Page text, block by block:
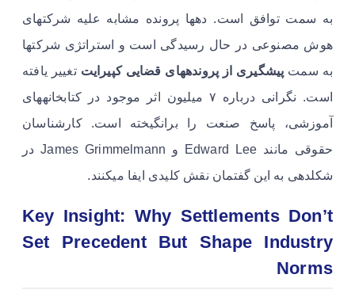
به سمت توافق است. دهها پرونده مشابه علیه شرکتهای
هوش مصنوعی در حال رسیدگی است و استراتژی شرکتها
به سمت پیشگیری از پروندههای قضایی کپیرایت تغییر یافته
است. نگرانی درباره ۷ میلیون اثر موجود در کتابخانههای
آموزشی، پاسخ صنعت را برانگیخته است. کارشناسان
حقوقی مانند Edward Lee و James Grimmelmann در
شکلدهی به این گفتمان نقش کلیدی ایفا میکنند.
Key Insight: Why Settlements Don’t
Set Precedent But Shape Industry
Norms